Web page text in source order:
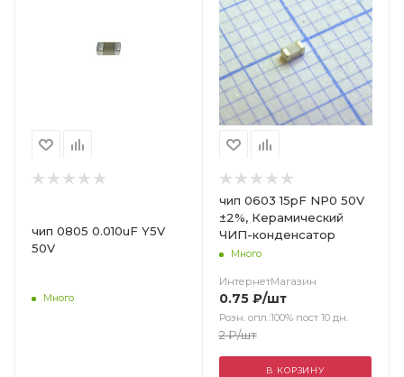
чип 0805 0.010uF Y5V
50V
Много
чип 0603 15pF NP0 50V
±2%, Керамический
ЧИП-конденсатор
Много
ИнтернетМагазин
0.75₽/шт
Розн. опл.:100% пост 10 дн.
2₽/шт
В КОРЗИНУ